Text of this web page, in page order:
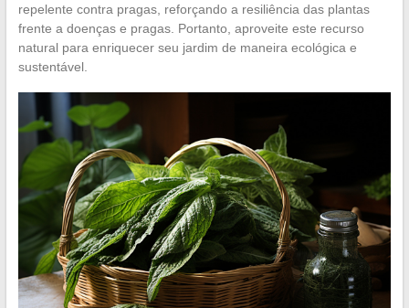
repelente contra pragas, reforçando a resiliência das plantas
frente a doenças e pragas. Portanto, aproveite este recurso
natural para enriquecer seu jardim de maneira ecológica e
sustentável.